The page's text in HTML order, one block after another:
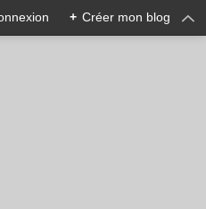
+ Créer mon blog